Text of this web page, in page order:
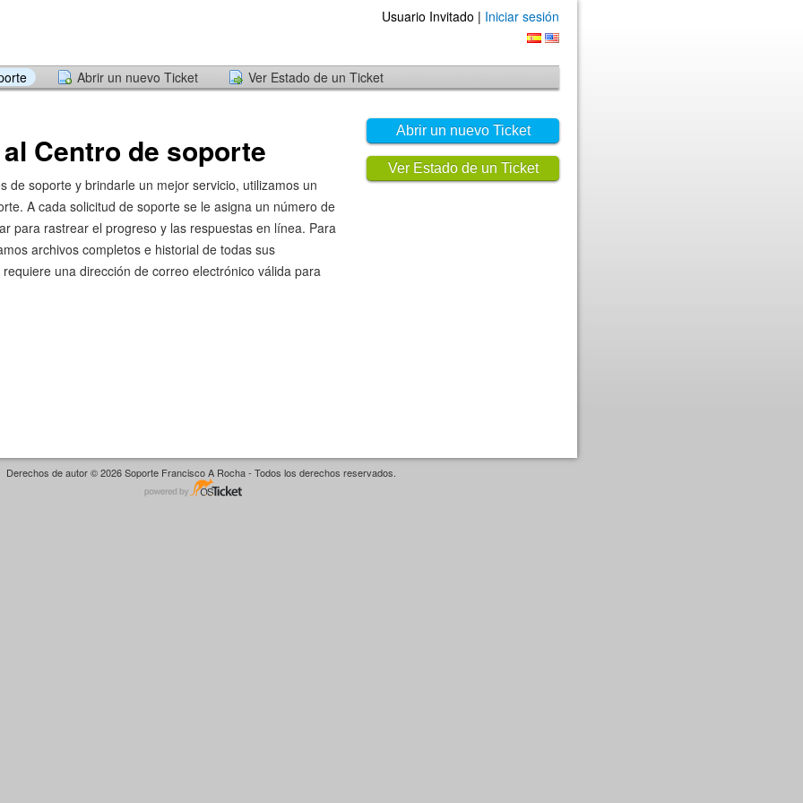
Usuario Invitado | Iniciar sesión
Abrir un nuevo Ticket Ver Estado de un Ticket
Abrir un nuevo Ticket
Ver Estado de un Ticket
Centro de soporte
de soporte y brindarle un mejor servicio, utilizamos un
A cada solicitud de soporte se le asigna un número de
para rastrear el progreso y las respuestas en línea. Para
archivos completos e historial de todas sus
una dirección de correo electrónico válida para
Derechos de autor © 2026 Soporte Francisco A Rocha - Todos los derechos reservados.